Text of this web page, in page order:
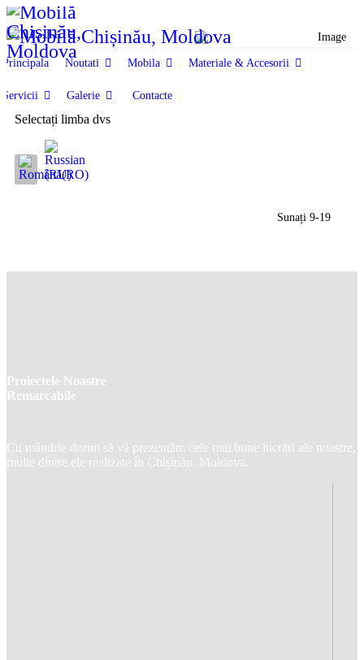
Principala Noutati Mobila Materiale & Accesorii
Servicii Galerie Contacte
Selectați limba dvs
Sunați 9-19
Mobila hol (antreu)
Producem și vindem mobilă pentru hol în Moldova.
Sunteți aici:
Home
Proiectele Noastre
Remarcabile
Cu mândrie dorim să vă prezentăm cele mai bune lucrări ale noastre,
multe dintre ele realizate în Chișinău, Moldova.